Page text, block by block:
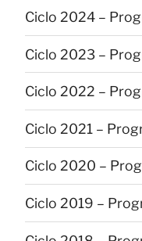
Ciclo 2024 –
Ciclo 2023 –
Ciclo 2022 –
Ciclo 2021 –
Ciclo 2020 –
Ciclo 2019 –